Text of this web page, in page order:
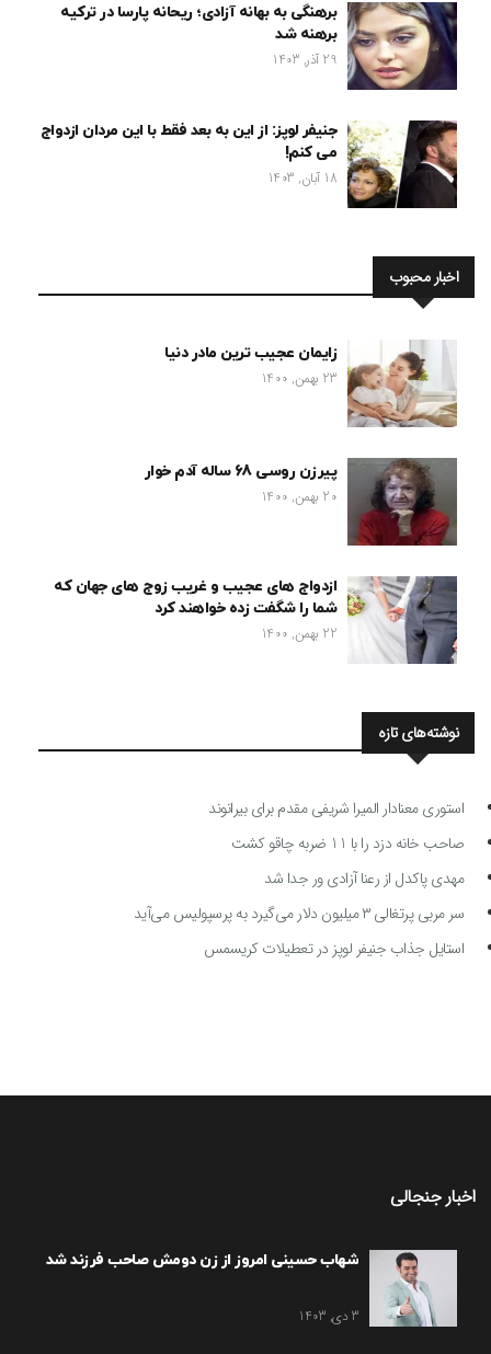
برهنگی به بهانه آزادی؛ ریحانه پارسا در ترکیه
برهنه شد
29 آذر, 1403
جنیفر لوپز: از این به بعد فقط با این مردان ازدواج
می کنم!
18 آبان, 1403
اخبار محبوب
زایمان عجیب ترین مادر دنیا
23 بهمن, 1400
پیرزن روسی 68 ساله آدم خوار
20 بهمن, 1400
ازدواج های عجیب و غریب زوج های جهان که
شما را شگفت زده خواهند کرد
22 بهمن, 1400
نوشته‌های تازه
استوری معنادار المیرا شریفی مقدم برای بیرانوند
صاحب خانه دزد را با 11 ضربه چاقو کشت
مهدی پاکدل از رعنا آزادی ور جدا شد
سر مربی پرتغالی ۳ میلیون دلار می‌گیرد به پرسپولیس می‌آید
استایل جذاب جنیفر لوپز در تعطیلات کریسمس
اخبار جنجالی
شهاب حسینی امروز از زن دومش صاحب فرزند شد
3 دی, 1403